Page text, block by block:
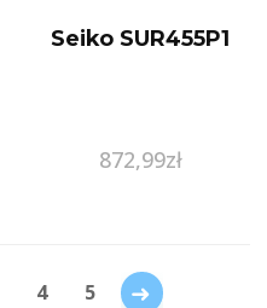
Seiko SUR455P1
872,99zł
4 5